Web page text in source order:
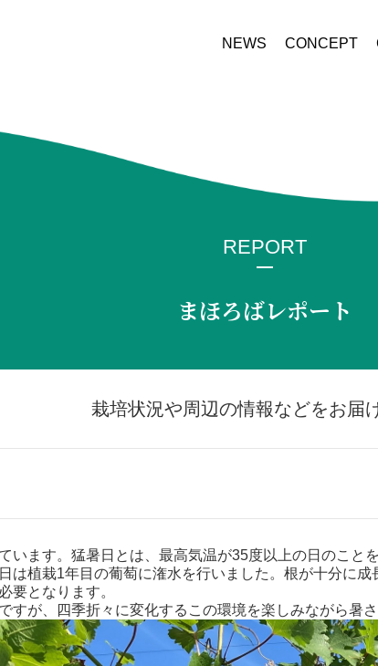
NEWS CONCEPT
REPORT
まほろばレポート
栽培状況や周辺の情報などをお届
います。猛暑日とは、最高気温が35度以上の日のこと
は植栽1年目の葡萄に潅水を行いました。根が十分に
要となります。
すが、四季折々に変化するこの環境を楽しみながら暑